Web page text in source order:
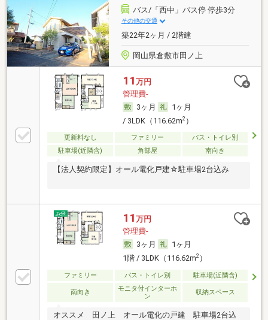
バス/「西中」バス停 停歩3分
その他の交通
築22年2ヶ月 / 2階建
岡山県倉敷市田ノ上
11 万円
管理費-
3ヶ月
1ヶ月
/ 3LDK（116.62m2）
更新料なし ファミリー
バス・トイレ別
駐車場(近隣含)
角部屋 南向き
【法人契約限定】オール電化戸建☆駐車場2台込み
11 万円
管理費-
3ヶ月
1ヶ月
1階 / 3LDK（116.62m2）
ファミリー バス・トイレ別 駐車場(近隣含)
南向き
モニタ付インターホ
ン
収納スペース
オススメ 田ノ上 オール電化の戸建 駐車場2台込